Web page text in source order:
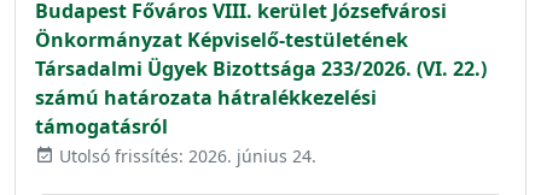
Budapest Főváros VIII. kerület Józsefvárosi
Önkormányzat Képviselő-testületének
Társadalmi Ügyek Bizottsága 233/2026. (VI. 22.)
számú határozata hátralékkezelési
támogatásról
event_available Utolsó frissítés: 2026. június 24.